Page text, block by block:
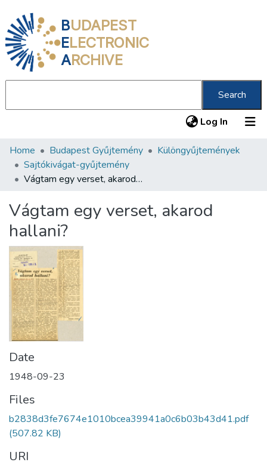
BUDAPEST
ELECTRONIC
ARCHIVE
Search
Log In (current)
Communities & Collections
All of DSpace
About us
Home Budapest Gyűjtemény
Különgyűjtemények
Sajtókivágat-gyűjtemény
Vágtam egy verset, akarod hallani?
Vágtam egy verset, akarod
hallani?
Date
1948-09-23
Files
b2838d3fe7674e1010bcea39941a0c6b03b43d41.pdf
(507.82 KB)
URI